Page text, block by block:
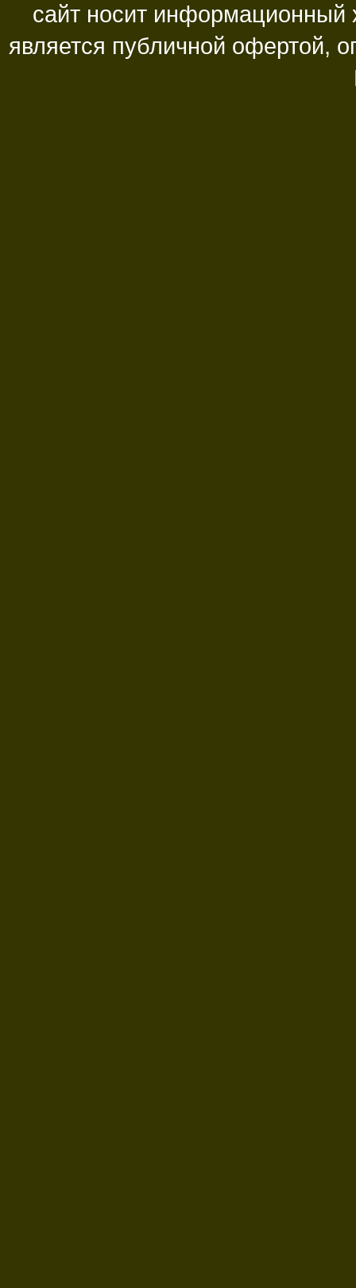
сайт носит информационный
является публичной офертой,